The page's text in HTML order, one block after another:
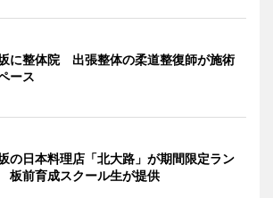
に整体院 出張整体の柔道整復師が施術
ース
の日本料理店「北大路」が期間限定ラン
前育成スクール生が提供